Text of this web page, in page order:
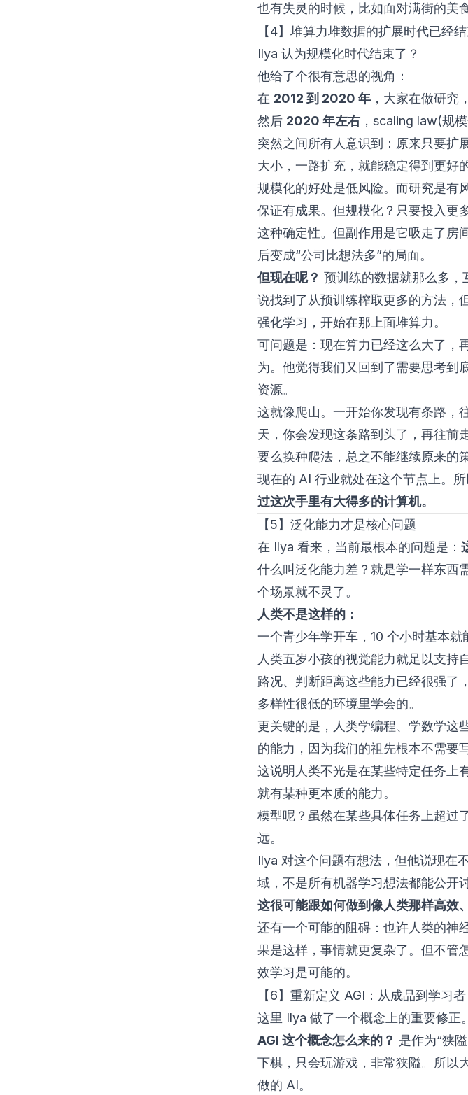
也有失灵的时候，比如面对满街的美
【4】堆算力堆数据的扩展时代已经
Ilya 认为规模化时代结束了？
他给了个很有意思的视角：
在 2012 到 2020 年 ，大家在做研究
然后 2020 年左右 ，scaling law(规
突然之间所有人意识到：原来只要扩
大小，一路扩充，就能稳定得到更好
规模化的好处是低风险。而研究是有
保证有成果。但规模化？只要投入更
这种确定性。但副作用是它吸走了房
后变成“公司比想法多”的局面。
但现在呢？ 预训练的数据就那么多，
说找到了从预训练榨取更多的方法，
强化学习，开始在那上面堆算力。
可问题是：现在算力已经这么大了，
为。他觉得我们又回到了需要思考到
资源。
这就像爬山。一开始你发现有条路，
天，你会发现这条路到头了，再往前
要么换种爬法，总之不能继续原来的策
现在的 AI 行业就处在这个节点上。所
过这次手里有大得多的计算机。
【5】泛化能力才是核心问题
在 Ilya 看来，当前最根本的问题是：
什么叫泛化能力差？就是学一样东西
个场景就不灵了。
人类不是这样的：
一个青少年学开车，10 个小时基本就
人类五岁小孩的视觉能力就足以支持
路况、判断距离这些能力已经很强了
多样性很低的环境里学会的。
更关键的是，人类学编程、学数学这
的能力，因为我们的祖先根本不需要
这说明人类不光是在某些特定任务上
就有某种更本质的能力。
模型呢？虽然在某些具体任务上超过
远。
Ilya 对这个问题有想法，但他说现在
域，不是所有机器学习想法都能公开
这很可能跟如何做到像人类那样高效
还有一个可能的阻碍：也许人类的神
果是这样，事情就更复杂了。但不管
效学习是可能的。
【6】重新定义 AGI：从成品到学习者
这里 Ilya 做了一个概念上的重要修正。
AGI 这个概念怎么来的？ 是作为“狭
下棋，只会玩游戏，非常狭隘。所以
做的 AI。